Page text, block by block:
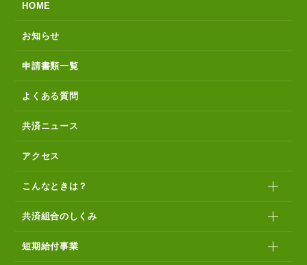
HOME
お知らせ
申請書類一覧
よくある質問
共済ニュース
アクセス
こんなときは？
共済組合のしくみ
短期給付事業